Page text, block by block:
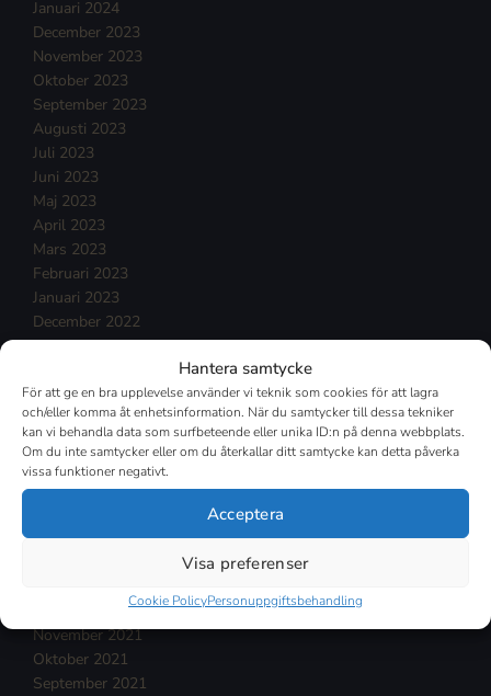
Hantera samtycke
För att ge en bra upplevelse använder vi teknik som cookies för att lagra
och/eller komma åt enhetsinformation. När du samtycker till dessa tekniker
kan vi behandla data som surfbeteende eller unika ID:n på denna webbplats.
Om du inte samtycker eller om du återkallar ditt samtycke kan detta påverka
vissa funktioner negativt.
Acceptera
Visa preferenser
Cookie PolicyPersonuppgiftsbehandling
Januari 2024
December 2023
November 2023
Oktober 2023
September 2023
Augusti 2023
Juli 2023
Juni 2023
Maj 2023
April 2023
Mars 2023
Februari 2023
Januari 2023
December 2022
November 2022
September 2022
Augusti 2022
Juli 2022
Juni 2022
Maj 2022
Mars 2022
December 2021
November 2021
Oktober 2021
September 2021